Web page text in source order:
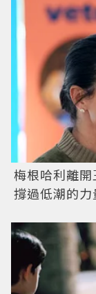
梅根哈利離
撐過低潮的力